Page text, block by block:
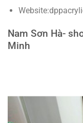
Nam Sơn Hà-
Minh